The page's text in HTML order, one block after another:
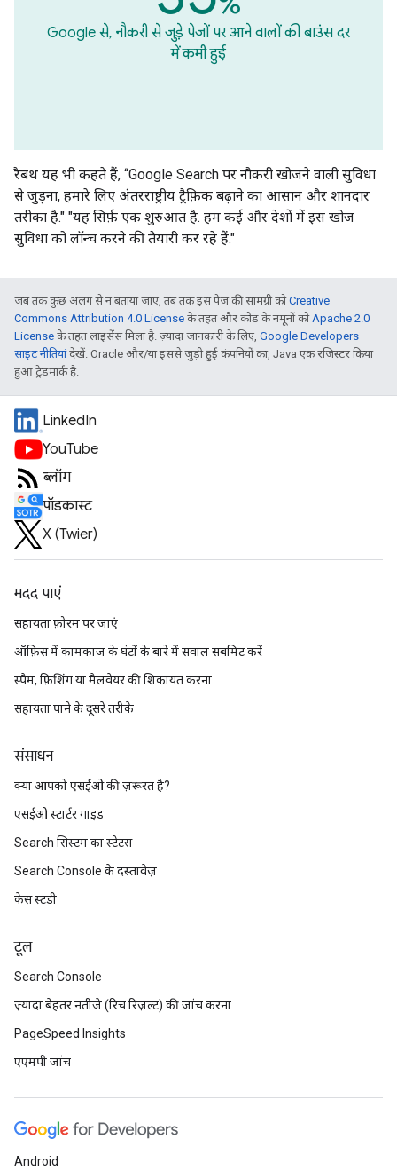
Google से, नौकरी से जुड़े पेजों पर आने वालों की बाउंस दर
में कमी हुई
रैबथ यह भी कहते हैं, “Google Search पर नौकरी खोजने वाली सुविधा
से जुड़ना, हमारे लिए अंतरराष्ट्रीय ट्रैफ़िक बढ़ाने का आसान और शानदार
तरीका है." "यह सिर्फ़ एक शुरुआत है. हम कई और देशों में इस खोज
सुविधा को लॉन्च करने की तैयारी कर रहे हैं."
जब तक कुछ अलग से न बताया जाए, तब तक इस पेज की सामग्री कोCreative
Commons Attribution 4.0 License के तहत और कोड के नमूनों कोApache 2.0
License के तहत लाइसेंस मिला है. ज़्यादा जानकारी के लिए, Google Developers
साइट नीतियांदेखें. Oracle और/या इससे जुड़ी हुई कंपनियों का, Java एक रजिस्टर किया
हुआ ट्रेडमार्क है.
LinkedIn
YouTube
ब्लॉग
पॉडकास्ट
X (Twitter)
मदद पाएं
सहायता फ़ोरम पर जाएं
ऑफ़िस में कामकाज के घंटों के बारे में सवाल सबमिट करें
स्पैम, फ़िशिंग या मैलवेयर की शिकायत करना
सहायता पाने के दूसरे तरीके
संसाधन
क्या आपको एसईओ की ज़रूरत है?
एसईओ स्टार्टर गाइड
Search सिस्टम का स्टेटस
Search Console के दस्तावेज़
केस स्टडी
टूल
Search Console
ज़्यादा बेहतर नतीजे (रिच रिज़ल्ट) की जांच करना
PageSpeed Insights
एएमपी जांच
Android